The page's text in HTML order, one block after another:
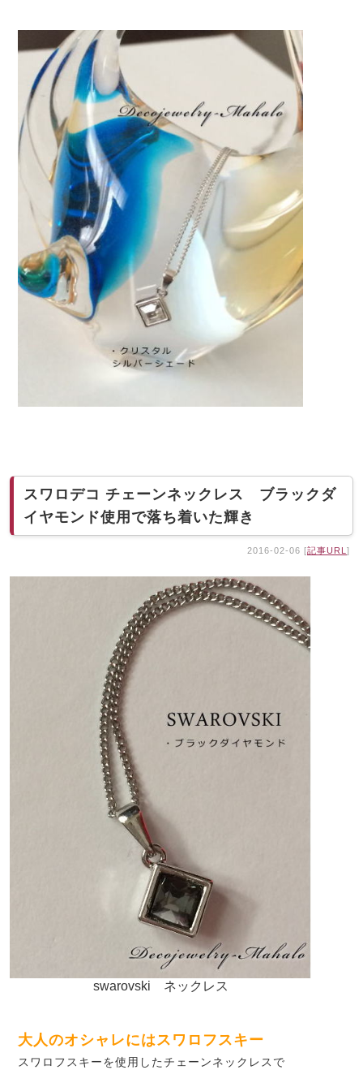
スワロデコ チェーンネックレス ブラックダ
イヤモンド使用で落ち着いた輝き
2016-02-06 [記事URL ]
swarovski ネックレス
大人のオシャレにはスワロフスキー
スワロフスキーを使用したチェーンネックレスで